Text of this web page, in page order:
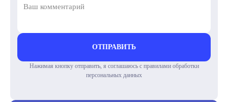
ОТПРАВИТЬ
Нажимая кнопку отправить, я соглашаюсь с правилами обработки
персональных данных